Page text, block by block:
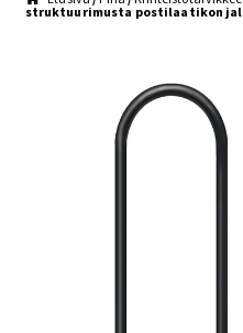
struktuurimusta postilaatikon